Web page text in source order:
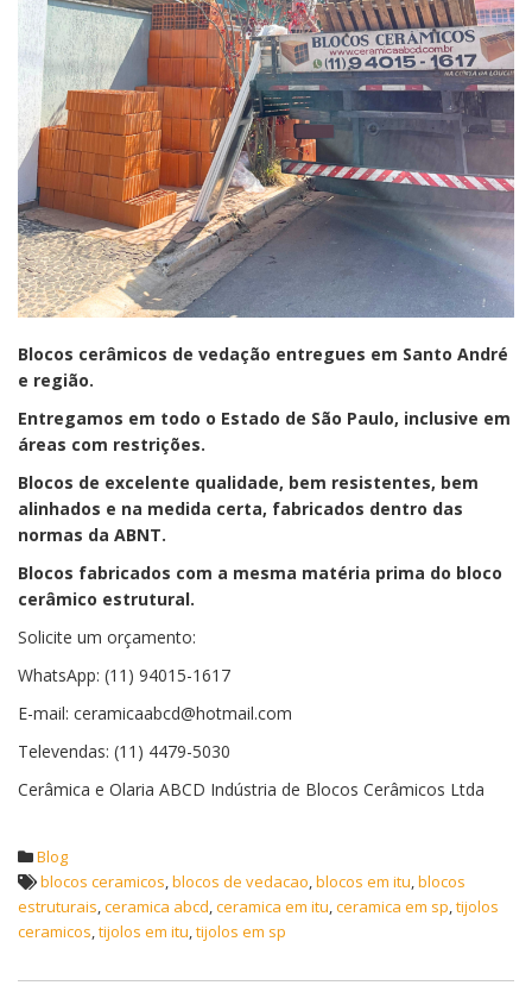
Blocos cerâmicos de vedação entregues em Santo André
e região.
Entregamos em todo o Estado de São Paulo, inclusive em
áreas com restrições.
Blocos de excelente qualidade, bem resistentes, bem
alinhados e na medida certa, fabricados dentro das
normas da ABNT.
Blocos fabricados com a mesma matéria prima do bloco
cerâmico estrutural.
Solicite um orçamento:
WhatsApp: (11) 94015-1617
E-mail: ceramicaabcd@hotmail.com
Televendas: (11) 4479-5030
Cerâmica e Olaria ABCD Indústria de Blocos Cerâmicos Ltda
Blog
blocos ceramicos blocos de vedacao blocos em itu blocos
estruturais ceramica abcd ceramica em itu ceramica em sp tijolos
ceramicos tijolos em itu tijolos em sp